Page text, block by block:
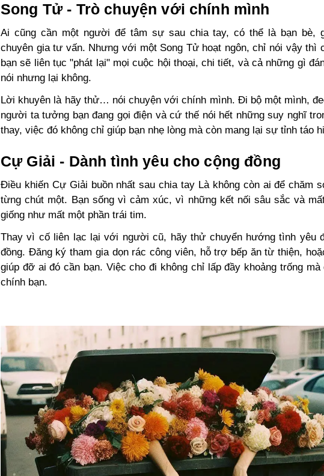
Song Tử - Trò chuyện với chính mình
Ai cũng cần một người để tâm sự sau chia tay, có thể là bạn bè,
chuyên gia tư vấn. Nhưng với một Song Tử hoạt ngôn, chỉ nói vậy thì
bạn sẽ liên tục "phát lại" mọi cuộc hội thoại, chi tiết, và cả những gì
nói nhưng lại không.
Lời khuyên là hãy thử… nói chuyện với chính mình. Đi bộ một mình,
người ta tưởng bạn đang gọi điện và cứ thế nói hết những suy nghĩ
thay, việc đó không chỉ giúp bạn nhẹ lòng mà còn mang lại sự tỉnh táo
Cự Giải - Dành tình yêu cho cộng đồng
Điều khiến Cự Giải buồn nhất sau chia tay Là không còn ai để chăm
từng chút một. Bạn sống vì cảm xúc, vì những kết nối sâu sắc và
giống như mất một phần trái tim.
Thay vì cố liên lạc lại với người cũ, hãy thử chuyển hướng tình yêu
đồng. Đăng ký tham gia dọn rác công viên, hỗ trợ bếp ăn từ thiện,
giúp đỡ ai đó cần bạn. Việc cho đi không chỉ lấp đầy khoảng trống
chính bạn.